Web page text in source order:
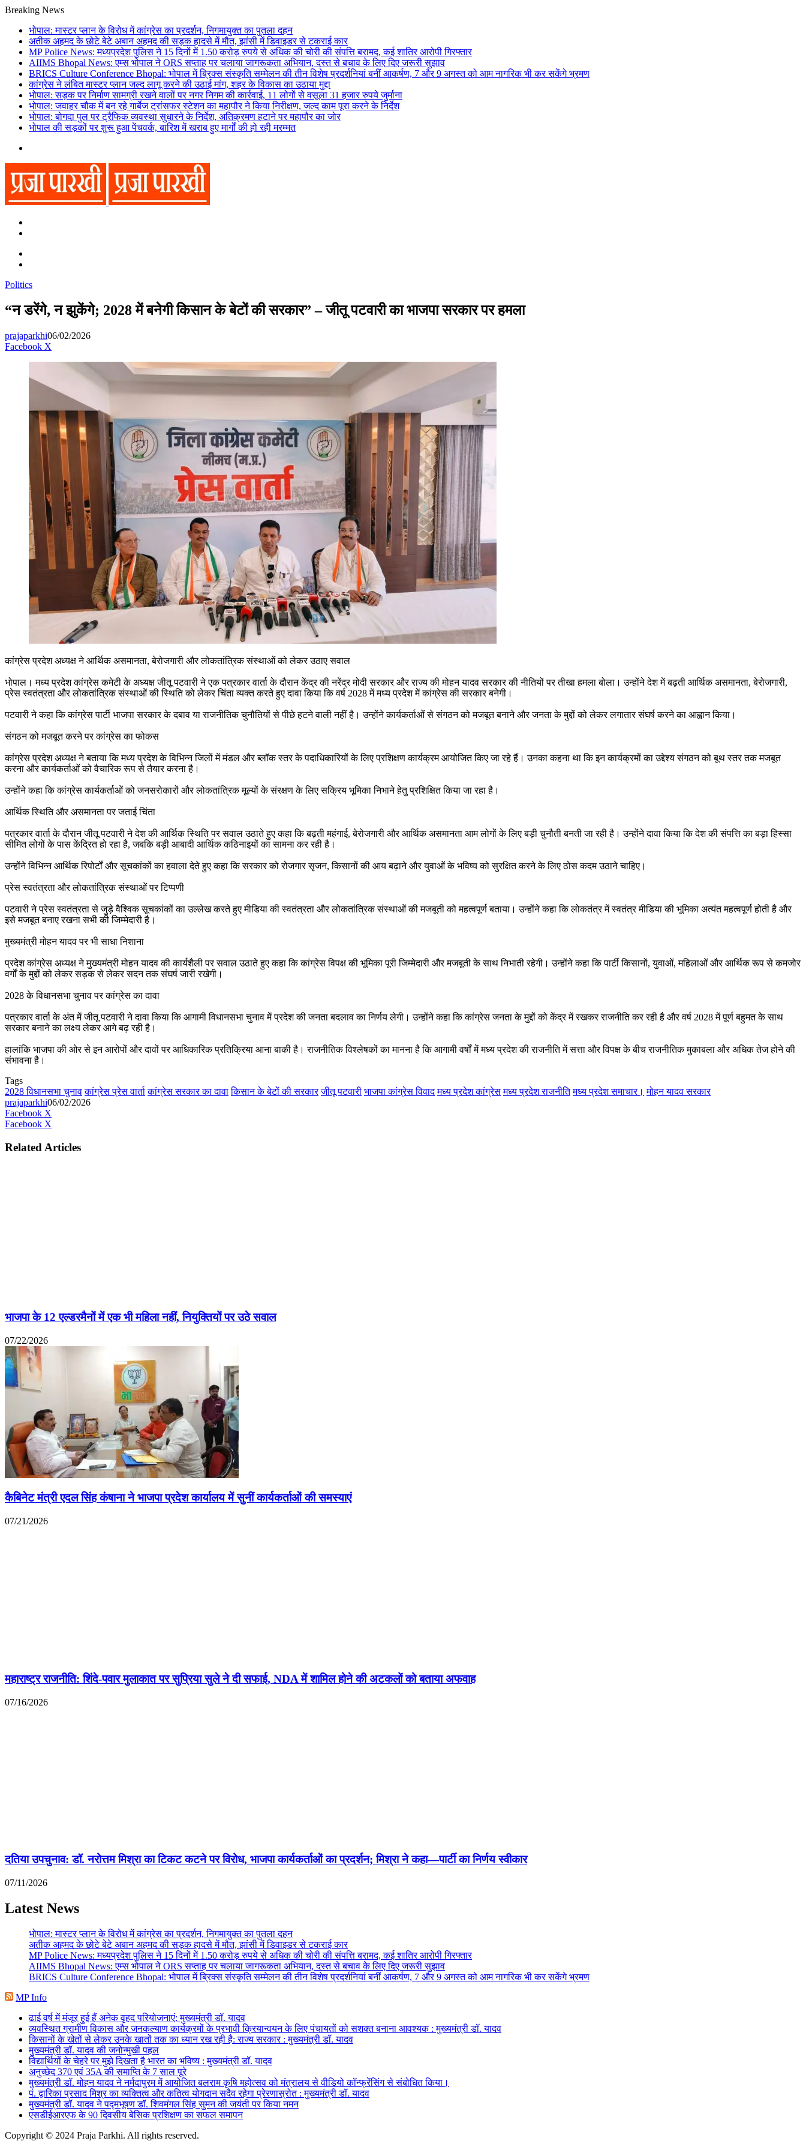
Breaking News
भोपाल: मास्टर प्लान के विरोध में कांग्रेस का प्रदर्शन, निगमायुक्त का पुतला दहन
अतीक अहमद के छोटे बेटे अबान अहमद की सड़क हादसे में मौत, झांसी में डिवाइडर से टकराई कार
MP Police News: मध्यप्रदेश पुलिस ने 15 दिनों में 1.50 करोड़ रुपये से अधिक की चोरी की संपत्ति बरामद, कई शातिर आरोपी गिरफ्तार
AIIMS Bhopal News: एम्स भोपाल ने ORS सप्ताह पर चलाया जागरूकता अभियान, दस्त से बचाव के लिए दिए जरूरी सुझाव
BRICS Culture Conference Bhopal: भोपाल में ब्रिक्स संस्कृति सम्मेलन की तीन विशेष प्रदर्शनियां बनीं आकर्षण, 7 और 9 अगस्त को आम नागरिक भी कर सकेंगे भ्रमण
कांग्रेस ने लंबित मास्टर प्लान जल्द लागू करने की उठाई मांग, शहर के विकास का उठाया मुद्दा
भोपाल: सड़क पर निर्माण सामग्री रखने वालों पर नगर निगम की कार्रवाई, 11 लोगों से वसूला 31 हजार रुपये जुर्माना
भोपाल: जवाहर चौक में बन रहे गार्बेज ट्रांसफर स्टेशन का महापौर ने किया निरीक्षण, जल्द काम पूरा करने के निर्देश
भोपाल: बोगदा पुल पर ट्रैफिक व्यवस्था सुधारने के निर्देश, अतिक्रमण हटाने पर महापौर का जोर
भोपाल की सड़कों पर शुरू हुआ पेंचवर्क, बारिश में खराब हुए मार्गों की हो रही मरम्मत
Politics
“न डरेंगे, न झुकेंगे; 2028 में बनेगी किसान के बेटों की सरकार” – जीतू पटवारी का भाजपा सरकार पर हमला
prajaparkhi06/02/2026
Facebook X
कांग्रेस प्रदेश अध्यक्ष ने आर्थिक असमानता, बेरोजगारी और लोकतांत्रिक संस्थाओं को लेकर उठाए सवाल
भोपाल। मध्य प्रदेश कांग्रेस कमेटी के अध्यक्ष जीतू पटवारी ने एक पत्रकार वार्ता के दौरान केंद्र की नरेंद्र मोदी सरकार और राज्य की मोहन यादव सरकार की नीतियों पर तीखा हमला बोला। उन्होंने देश में बढ़ती आर्थिक असमानता, बेरोजगारी,
प्रेस स्वतंत्रता और लोकतांत्रिक संस्थाओं की स्थिति को लेकर चिंता व्यक्त करते हुए दावा किया कि वर्ष 2028 में मध्य प्रदेश में कांग्रेस की सरकार बनेगी।
पटवारी ने कहा कि कांग्रेस पार्टी भाजपा सरकार के दबाव या राजनीतिक चुनौतियों से पीछे हटने वाली नहीं है। उन्होंने कार्यकर्ताओं से संगठन को मजबूत बनाने और जनता के मुद्दों को लेकर लगातार संघर्ष करने का आह्वान किया।
संगठन को मजबूत करने पर कांग्रेस का फोकस
कांग्रेस प्रदेश अध्यक्ष ने बताया कि मध्य प्रदेश के विभिन्न जिलों में मंडल और ब्लॉक स्तर के पदाधिकारियों के लिए प्रशिक्षण कार्यक्रम आयोजित किए जा रहे हैं। उनका कहना था कि इन कार्यक्रमों का उद्देश्य संगठन को बूथ स्तर तक मजबूत
करना और कार्यकर्ताओं को वैचारिक रूप से तैयार करना है।
उन्होंने कहा कि कांग्रेस कार्यकर्ताओं को जनसरोकारों और लोकतांत्रिक मूल्यों के संरक्षण के लिए सक्रिय भूमिका निभाने हेतु प्रशिक्षित किया जा रहा है।
आर्थिक स्थिति और असमानता पर जताई चिंता
पत्रकार वार्ता के दौरान जीतू पटवारी ने देश की आर्थिक स्थिति पर सवाल उठाते हुए कहा कि बढ़ती महंगाई, बेरोजगारी और आर्थिक असमानता आम लोगों के लिए बड़ी चुनौती बनती जा रही है। उन्होंने दावा किया कि देश की संपत्ति का बड़ा हिस्सा
सीमित लोगों के पास केंद्रित हो रहा है, जबकि बड़ी आबादी आर्थिक कठिनाइयों का सामना कर रही है।
उन्होंने विभिन्न आर्थिक रिपोर्टों और सूचकांकों का हवाला देते हुए कहा कि सरकार को रोजगार सृजन, किसानों की आय बढ़ाने और युवाओं के भविष्य को सुरक्षित करने के लिए ठोस कदम उठाने चाहिए।
प्रेस स्वतंत्रता और लोकतांत्रिक संस्थाओं पर टिप्पणी
पटवारी ने प्रेस स्वतंत्रता से जुड़े वैश्विक सूचकांकों का उल्लेख करते हुए मीडिया की स्वतंत्रता और लोकतांत्रिक संस्थाओं की मजबूती को महत्वपूर्ण बताया। उन्होंने कहा कि लोकतंत्र में स्वतंत्र मीडिया की भूमिका अत्यंत महत्वपूर्ण होती है और
इसे मजबूत बनाए रखना सभी की जिम्मेदारी है।
मुख्यमंत्री मोहन यादव पर भी साधा निशाना
प्रदेश कांग्रेस अध्यक्ष ने मुख्यमंत्री मोहन यादव की कार्यशैली पर सवाल उठाते हुए कहा कि कांग्रेस विपक्ष की भूमिका पूरी जिम्मेदारी और मजबूती के साथ निभाती रहेगी। उन्होंने कहा कि पार्टी किसानों, युवाओं, महिलाओं और आर्थिक रूप से कमजोर
वर्गों के मुद्दों को लेकर सड़क से लेकर सदन तक संघर्ष जारी रखेगी।
2028 के विधानसभा चुनाव पर कांग्रेस का दावा
पत्रकार वार्ता के अंत में जीतू पटवारी ने दावा किया कि आगामी विधानसभा चुनाव में प्रदेश की जनता बदलाव का निर्णय लेगी। उन्होंने कहा कि कांग्रेस जनता के मुद्दों को केंद्र में रखकर राजनीति कर रही है और वर्ष 2028 में पूर्ण बहुमत के साथ
सरकार बनाने का लक्ष्य लेकर आगे बढ़ रही है।
हालांकि भाजपा की ओर से इन आरोपों और दावों पर आधिकारिक प्रतिक्रिया आना बाकी है। राजनीतिक विश्लेषकों का मानना है कि आगामी वर्षों में मध्य प्रदेश की राजनीति में सत्ता और विपक्ष के बीच राजनीतिक मुकाबला और अधिक तेज होने की
संभावना है।
Tags
2028 विधानसभा चुनाव कांग्रेस प्रेस वार्ता कांग्रेस सरकार का दावा किसान के बेटों की सरकार जीतू पटवारी भाजपा कांग्रेस विवाद मध्य प्रदेश कांग्रेस मध्य प्रदेश राजनीति मध्य प्रदेश समाचार। मोहन यादव सरकार
prajaparkhi06/02/2026
Facebook X
Facebook X
Related Articles
भाजपा के 12 एल्डरमैनों में एक भी महिला नहीं, नियुक्तियों पर उठे सवाल
07/22/2026
कैबिनेट मंत्री एदल सिंह कंषाना ने भाजपा प्रदेश कार्यालय में सुनीं कार्यकर्ताओं की समस्याएं
07/21/2026
महाराष्ट्र राजनीति: शिंदे-पवार मुलाकात पर सुप्रिया सुले ने दी सफाई, NDA में शामिल होने की अटकलों को बताया अफवाह
07/16/2026
दतिया उपचुनाव: डॉ. नरोत्तम मिश्रा का टिकट कटने पर विरोध, भाजपा कार्यकर्ताओं का प्रदर्शन; मिश्रा ने कहा—पार्टी का निर्णय स्वीकार
07/11/2026
Latest News
भोपाल: मास्टर प्लान के विरोध में कांग्रेस का प्रदर्शन, निगमायुक्त का पुतला दहन
अतीक अहमद के छोटे बेटे अबान अहमद की सड़क हादसे में मौत, झांसी में डिवाइडर से टकराई कार
MP Police News: मध्यप्रदेश पुलिस ने 15 दिनों में 1.50 करोड़ रुपये से अधिक की चोरी की संपत्ति बरामद, कई शातिर आरोपी गिरफ्तार
AIIMS Bhopal News: एम्स भोपाल ने ORS सप्ताह पर चलाया जागरूकता अभियान, दस्त से बचाव के लिए दिए जरूरी सुझाव
BRICS Culture Conference Bhopal: भोपाल में ब्रिक्स संस्कृति सम्मेलन की तीन विशेष प्रदर्शनियां बनीं आकर्षण, 7 और 9 अगस्त को आम नागरिक भी कर सकेंगे भ्रमण
MP Info
ढाई वर्ष में मंजूर हुई हैं अनेक वृहद परियोजनाएं: मुख्यमंत्री डॉ. यादव
व्यवस्थित ग्रामीण विकास और जनकल्याण कार्यक्रमों के प्रभावी क्रियान्वयन के लिए पंचायतों को सशक्त बनाना आवश्यक : मुख्यमंत्री डॉ. यादव
किसानों के खेतों से लेकर उनके खातों तक का ध्यान रख रही है: राज्य सरकार : मुख्यमंत्री डॉ. यादव
मुख्यमंत्री डॉ. यादव की जनोन्मुखी पहल
विद्यार्थियों के चेहरे पर मुझे दिखता है भारत का भविष्य : मुख्यमंत्री डॉ. यादव
अनुच्छेद 370 एवं 35A की समाप्ति के 7 साल पूरे
मुख्यमंत्री डॉ. मोहन यादव ने नर्मदापुरम में आयोजित बलराम कृषि महोत्सव को मंत्रालय से वीडियो कॉन्फ्रेंसिंग से संबोधित किया।
पं. द्वारिका प्रसाद मिश्र का व्यक्तित्व और कतित्व योगदान सदैव रहेगा प्रेरणास्रोत : मुख्यमंत्री डॉ. यादव
मुख्यमंत्री डॉ. यादव ने पद्मभूषण डॉ. शिवमंगल सिंह सुमन की जयंती पर किया नमन
एसडीईआरएफ के 90 दिवसीय बेसिक प्रशिक्षण का सफल समापन
Copyright © 2024 Praja Parkhi. All rights reserved.